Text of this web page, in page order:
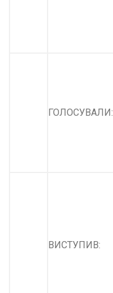
ГОЛОСУВАЛИ:
ВИСТУПИВ: